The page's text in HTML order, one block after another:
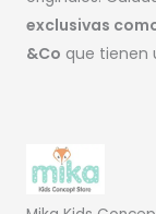
exclusivas
&Co que tienen